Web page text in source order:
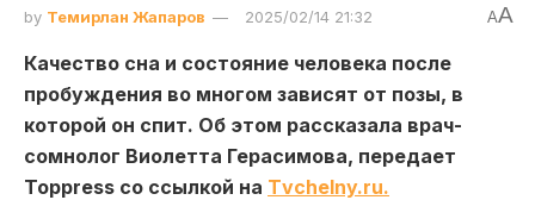
by Темирлан Жапаров 2025/02/14 21:32 AA
Качество сна и состояние человека после
пробуждения во многом зависят от позы, в
которой он спит. Об этом рассказала врач-
сомнолог Виолетта Герасимова, передает
Toppress со ссылкой на Тvchelny.ru.